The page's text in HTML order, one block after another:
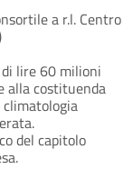
a r.l. Centro
lire 60 milioni
alla costituenda
climatologia
del capitolo